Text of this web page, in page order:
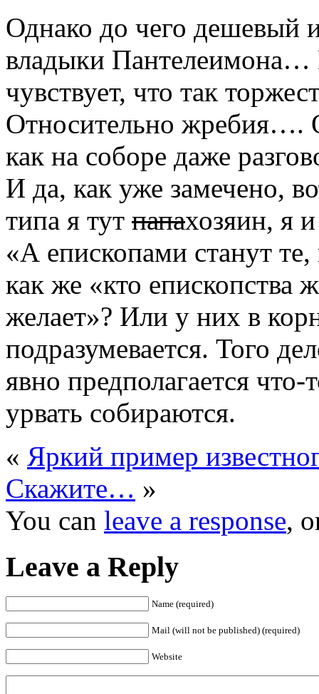
Однако до чего дешевый
владыки Пантелеимона…
чувствует, что так
Относительно жребия….
как на соборе даже
И да, как уже замечено,
типа я тут папахозяин, я
«А епископами станут
как же «кто епископства
желает»? Или у них в
подразумевается. Того
явно предполагается
урвать собираются.
« Яркий пример
Скажите… »
You can leave a response,
Leave a Reply
Name (required)
Mail (will not be published) (required)
Website